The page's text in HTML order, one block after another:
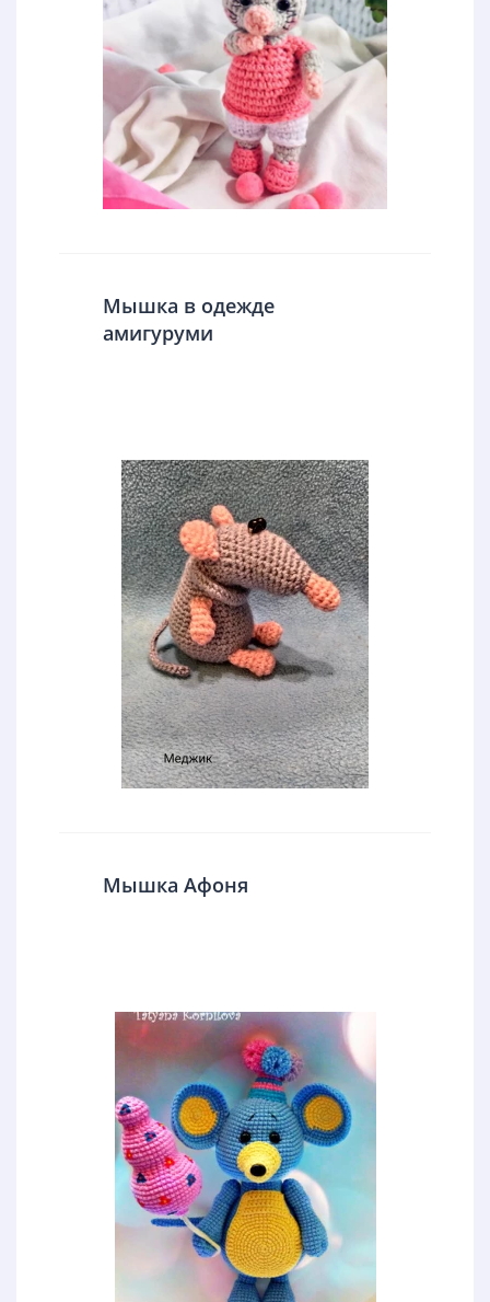
Мышка в одежде
амигуруми
Мышка Афоня